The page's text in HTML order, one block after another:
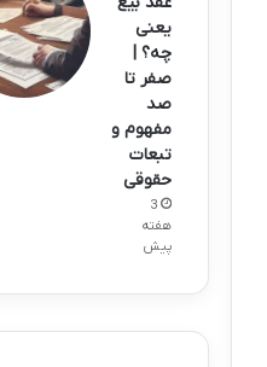
یعنی
چه؟ |
صفر تا
صد
مفهوم و
تبعات
حقوقی
3
هفته
پیش